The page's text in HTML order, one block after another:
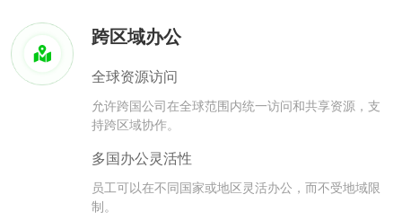
跨区域办公
全球资源访问
允许跨国公司在全球范围内统一访问和共享资源，支
持跨区域协作。
多国办公灵活性
员工可以在不同国家或地区灵活办公，而不受地域限
制。